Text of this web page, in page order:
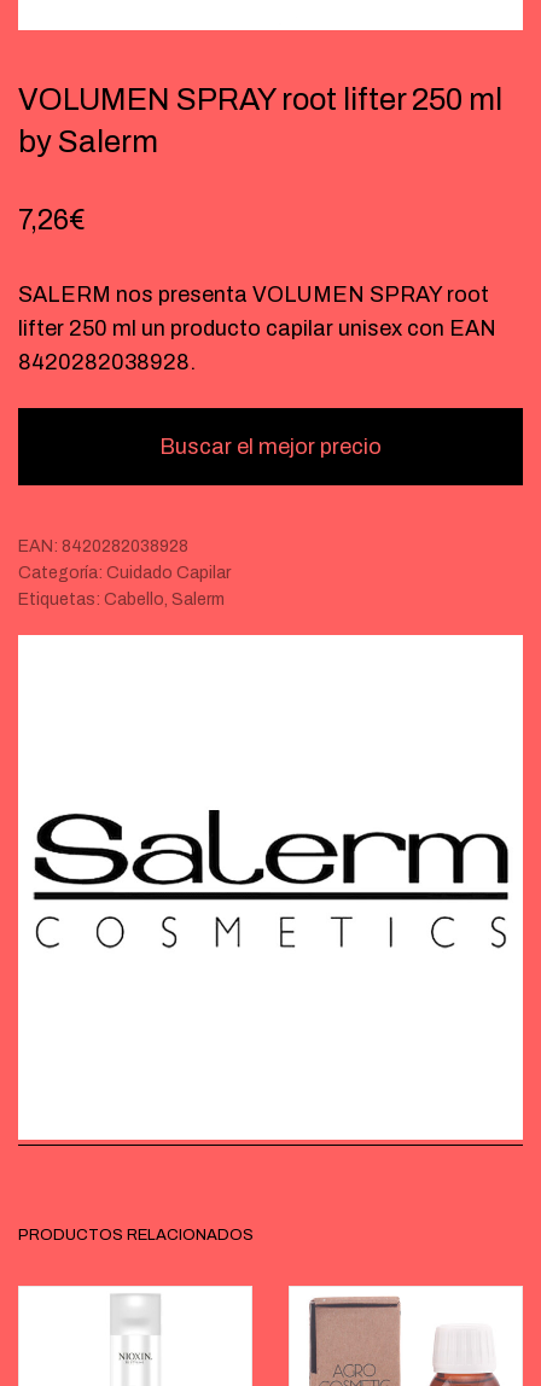
VOLUMEN SPRAY root lifter 250 ml
by Salerm
7,26€
SALERM nos presenta VOLUMEN SPRAY root
lifter 250 ml un producto capilar unisex con EAN
8420282038928.
Buscar el mejor precio
EAN: 8420282038928
Categoría: Cuidado Capilar
Etiquetas: Cabello, Salerm
PRODUCTOS RELACIONADOS